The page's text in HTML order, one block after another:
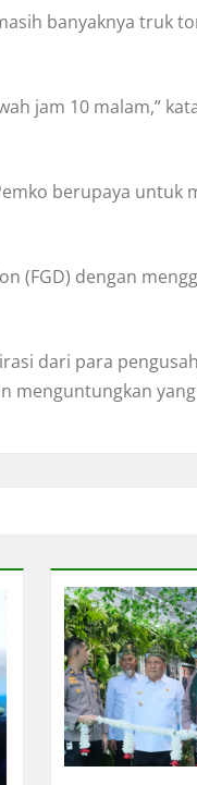
banyaknya truk
jam 10 malam,”
berupaya untuk
(FGD) dengan
dari para
menguntungkan